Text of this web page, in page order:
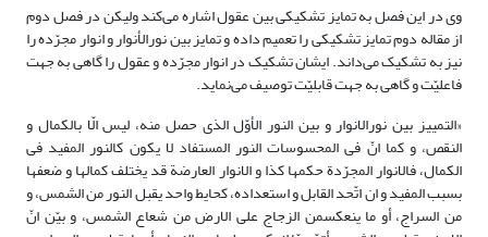
وی در این فصل به تمایز تشکیکی بین عقول اشاره می‌کند ولیکن در فصل دوم
از مقاله دوم تمایز تشکیکی را تعمیم داده و تمایز بین نورالأنوار و انوار مجرّده را
نیز به تشکیک می‌داند. ایشان تشکیک در انوار مجرّده و عقول را گاهی به جهت
فاعلیّت و گاهی به جهت قابلیّت توصیف می‌نماید.
«التمییز بین نور‌الانوار و بین‏ النور الأوّل الذى حصل منه، لیس الّا بالکمال و
النقص، و کما انّ فى المحسوسات النور المستفاد لا یکون کالنور المفید فى
الکمال، فالانوار المجرّدة حکمها کذا و الانوار العارضة قد یختلف کمالها و ضعفها
بسبب المفید و ان اتّحد القابل و استعداده، کحایط واحد یقبل النور من الشمس، و
من السراج، أو ما ینعکس‏من الزجاج على الارض من شعاع الشمس، و بیّن انّ